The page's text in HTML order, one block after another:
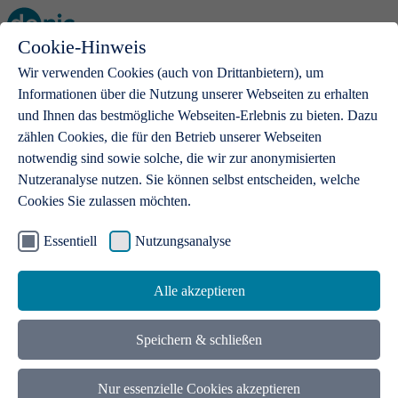
Cookie-Hinweis
Wir verwenden Cookies (auch von Drittanbietern), um
Informationen über die Nutzung unserer Webseiten zu erhalten
und Ihnen das bestmögliche Webseiten-Erlebnis zu bieten. Dazu
zählen Cookies, die für den Betrieb unserer Webseiten
notwendig sind sowie solche, die wir zur anonymisierten
Nutzeranalyse nutzen. Sie können selbst entscheiden, welche
Cookies Sie zulassen möchten.
Essentiell Nutzungsanalyse
Alle akzeptieren
Speichern & schließen
Nur essenzielle Cookies akzeptieren
Open main menu
.de-Domains
Mit einer .de-Domain erhalten Ideen eine Bühne